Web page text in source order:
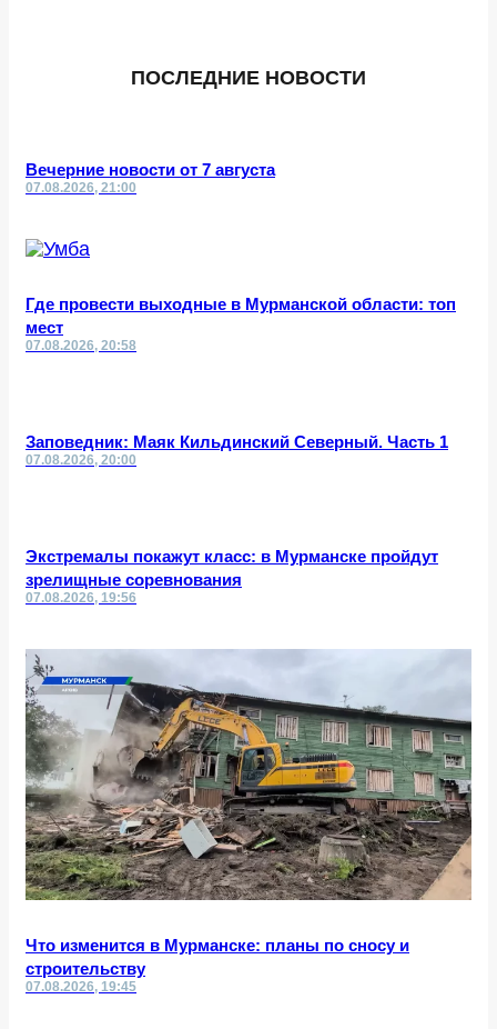
ПОСЛЕДНИЕ НОВОСТИ
Вечерние новости от 7 августа
07.08.2026, 21:00
Где провести выходные в Мурманской области: топ
мест
07.08.2026, 20:58
Заповедник: Маяк Кильдинский Северный. Часть 1
07.08.2026, 20:00
Экстремалы покажут класс: в Мурманске пройдут
зрелищные соревнования
07.08.2026, 19:56
Что изменится в Мурманске: планы по сносу и
строительству
07.08.2026, 19:45